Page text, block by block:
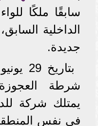
سابقًا ملكًا للواء
الداخلية
جديدة.
شرطة
يمتلك شركة
في نفس